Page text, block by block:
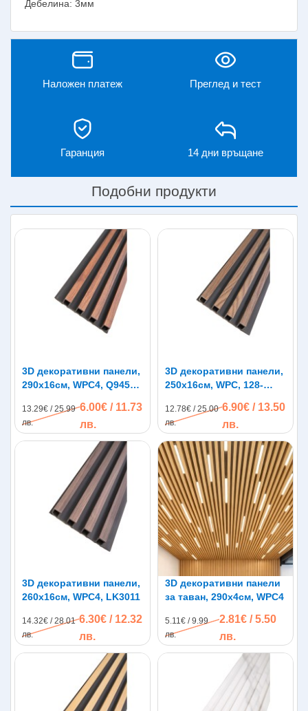
Дебелина: 3мм
Наложен платеж Преглед и тест
Гаранция 14 дни връщане
Подобни продукти
3D декоративни панели,
290х16см, WPC4, Q9451-
13.29€ / 25.99
лв.
6.00€ / 11.73
лв.
3D декоративни панели,
250х16см, WPC, 128-
12.78€ / 25.00
лв.
6.90€ / 13.50
лв.
3D декоративни панели,
260х16см, WPC4, LK3011
14.32€ / 28.01
лв.
6.30€ / 12.32
лв.
3D декоративни панели
за таван, 290х4см, WPC4
5.11€ / 9.99
лв.
2.81€ / 5.50
лв.